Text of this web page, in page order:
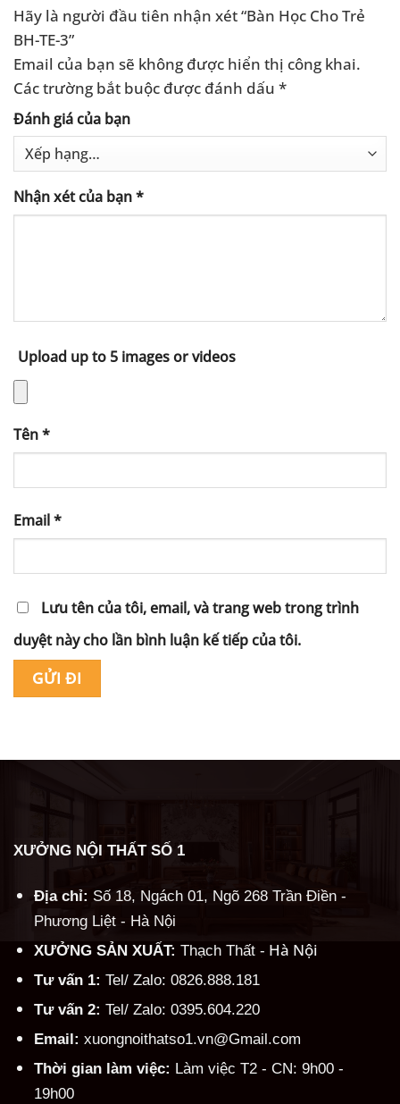
Hãy là người đầu tiên nhận xét “Bàn Học Cho Trẻ
BH-TE-3”
Email của bạn sẽ không được hiển thị công khai.
Các trường bắt buộc được đánh dấu *
Đánh giá của bạn
Nhận xét của bạn*
Upload up to 5 images or videos
Tên*
Email*
Lưu tên của tôi, email, và trang web trong trình
duyệt này cho lần bình luận kế tiếp của tôi.
XƯỞNG NỘI THẤT SỐ 1
Địa chỉ: Số 18, Ngách 01, Ngõ 268 Trần Điền -
Phương Liệt - Hà Nội
XƯỞNG SẢN XUẤT: Thạch Thất - Hà Nội
Tư vấn 1: Tel/ Zalo: 0826.888.181
Tư vấn 2: Tel/ Zalo: 0395.604.220
Email: xuongnoithatso1.vn@Gmail.com
Thời gian làm việc: Làm việc T2 - CN: 9h00 -
19h00